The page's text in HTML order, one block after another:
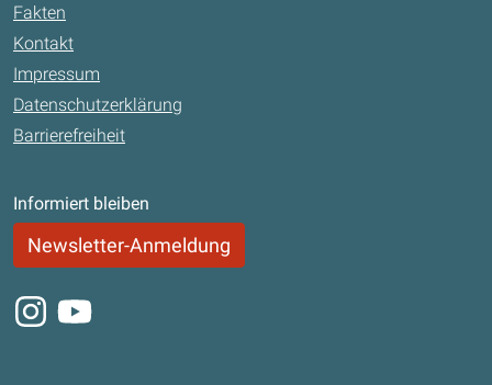
Fakten
Kontakt
Impressum
Datenschutzerklärung
Barrierefreiheit
Informiert bleiben
Newsletter-Anmeldung
Instagram
Youtube